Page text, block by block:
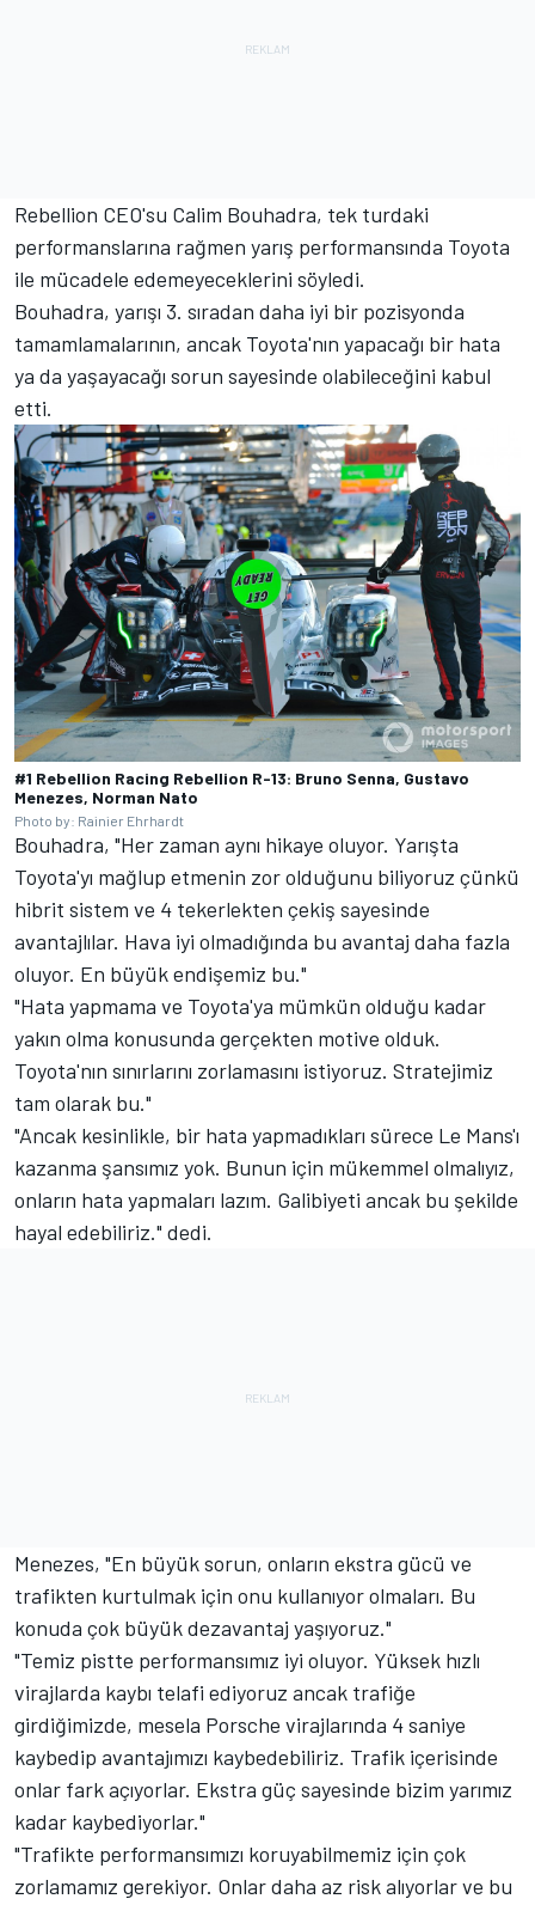
Rebellion CEO'su Calim Bouhadra, tek turdaki
performanslarına rağmen yarış performansında Toyota
ile mücadele edemeyeceklerini söyledi.
Bouhadra, yarışı 3. sıradan daha iyi bir pozisyonda
tamamlamalarının, ancak Toyota'nın yapacağı bir hata
ya da yaşayacağı sorun sayesinde olabileceğini kabul
etti.
#1 Rebellion Racing Rebellion R-13: Bruno Senna, Gustavo
Menezes, Norman Nato
Photo by: Rainier Ehrhardt
Bouhadra, "Her zaman aynı hikaye oluyor. Yarışta
Toyota'yı mağlup etmenin zor olduğunu biliyoruz çünkü
hibrit sistem ve 4 tekerlekten çekiş sayesinde
avantajlılar. Hava iyi olmadığında bu avantaj daha fazla
oluyor. En büyük endişemiz bu."
"Hata yapmama ve Toyota'ya mümkün olduğu kadar
yakın olma konusunda gerçekten motive olduk.
Toyota'nın sınırlarını zorlamasını istiyoruz. Stratejimiz
tam olarak bu."
"Ancak kesinlikle, bir hata yapmadıkları sürece Le Mans'ı
kazanma şansımız yok. Bunun için mükemmel olmalıyız,
onların hata yapmaları lazım. Galibiyeti ancak bu şekilde
hayal edebiliriz." dedi.
Menezes, "En büyük sorun, onların ekstra gücü ve
trafikten kurtulmak için onu kullanıyor olmaları. Bu
konuda çok büyük dezavantaj yaşıyoruz."
"Temiz pistte performansımız iyi oluyor. Yüksek hızlı
virajlarda kaybı telafi ediyoruz ancak trafiğe
girdiğimizde, mesela Porsche virajlarında 4 saniye
kaybedip avantajımızı kaybedebiliriz. Trafik içerisinde
onlar fark açıyorlar. Ekstra güç sayesinde bizim yarımız
kadar kaybediyorlar."
"Trafikte performansımızı koruyabilmemiz için çok
zorlamamız gerekiyor. Onlar daha az risk alıyorlar ve bu